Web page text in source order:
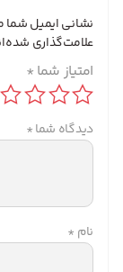
نشانی ایمیل
علامت‌گذاری
امتیاز شما *
دیدگاه شما*
نام *